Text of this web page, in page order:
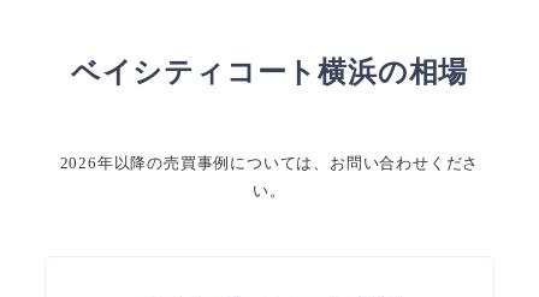
ベイシティコート横浜の相場
2026年以降の売買事例については、お問い合わせくださ
い。